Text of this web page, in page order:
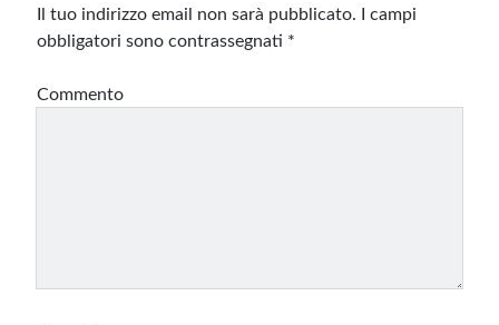
Il tuo indirizzo email non sarà pubblicato.
I campi
obbligatori sono contrassegnati *
Commento